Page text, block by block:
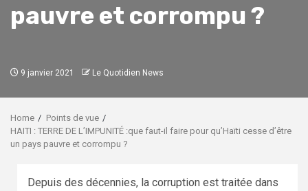
pauvre et corrompu ?
9 janvier 2021 Le Quotidien News
Home
Points de vue
HAITI : TERRE DE L’IMPUNITÉ :que faut-il faire pour qu’Haïti cesse d’être
un pays pauvre et corrompu ?
Depuis des décennies, la corruption est traitée dans